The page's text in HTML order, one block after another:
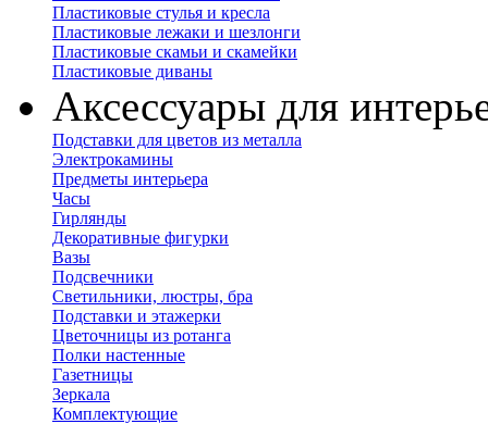
Пластиковые стулья и кресла
Пластиковые лежаки и шезлонги
Пластиковые скамьи и скамейки
Пластиковые диваны
Аксессуары для
Подставки для цветов из металла
Электрокамины
Предметы интерьера
Часы
Гирлянды
Декоративные фигурки
Вазы
Подсвечники
Светильники, люстры, бра
Подставки и этажерки
Цветочницы из ротанга
Полки настенные
Газетницы
Зеркала
Комплектующие